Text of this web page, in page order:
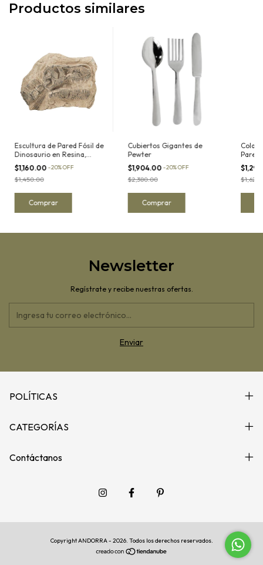
Productos similares
Escultura de Pared Fósil de
Dinosaurio en Resina,
Tyrannosaurus
$1,160.00 -20%OFF
$1,450.00
Cubiertos Gigantes de
Pewter
$1,904.00 -20%OFF
$2,380.00
Cola
Pared
Newsletter
Regístrate y recibe nuestras ofertas.
POLÍTICAS
CATEGORÍAS
Contáctanos
Copyright ANDORRA - 2026. Todos los derechos reservados.